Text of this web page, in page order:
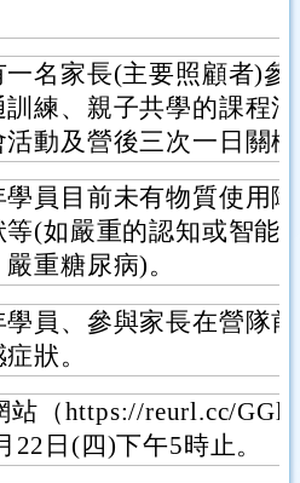
一名家長(主要照顧者)
訓練、親子共學的課程
活動及營後三次一日關
學員目前未有物質使用
等(如嚴重的認知或智能
重糖尿病)。
學員、參與家長在營隊
狀。
站（https://reurl.cc/
22日(四)下午5時止。